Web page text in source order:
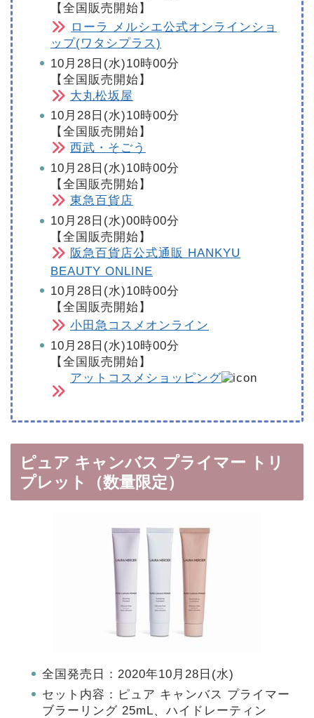
【全国販売開始】
ローラ メルシエ公式オンラインショ
ップ(ワタシプラス)
10月28日(水)10時00分
【全国販売開始】
大丸松坂屋
10月28日(水)10時00分
【全国販売開始】
西武・そごう
10月28日(水)10時00分
【全国販売開始】
東急百貨店
10月28日(水)00時00分
【全国販売開始】
阪急百貨店公式通販 HANKYU
BEAUTY ONLINE
10月28日(水)10時00分
【全国販売開始】
小田急コスメオンライン
10月28日(水)10時00分
【全国販売開始】
アットコスメショッピング
ピュア キャンバス プライマー トリ
プレット（数量限定）
全国発売日：2020年10月28日(水)
セット内容：ピュア キャンバス プライマー
ブラーリング 25mL、ハイドレーティン